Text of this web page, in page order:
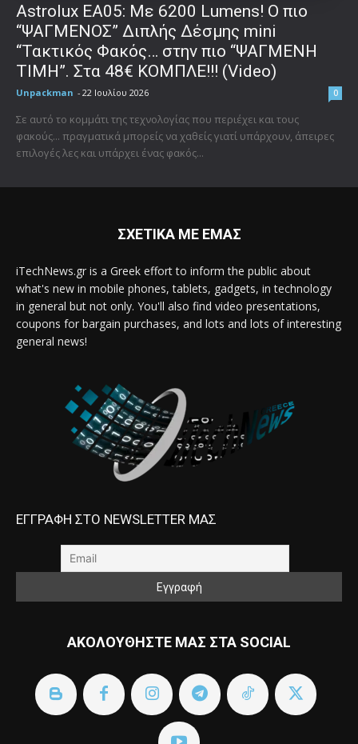
Astrolux ΕΑ05: Με 6200 Lumens! Ο πιο
“ΨΑΓΜΕΝΟΣ” Διπλής Δέσμης mini
“Τακτικός Φακός… στην πιο “ΨΑΓΜΕΝΗ
ΤΙΜΗ”. Στα 48€ ΚΟΜΠΛΕ!!! (Video)
Unpackman - 22 Ιουλίου 2026 0
Σε αυτό το κομμάτι της τεχνολογίας που περιέχει και τους
φακούς... πραγματικά μπορείς να χαθείς γιατί υπάρχουν, άπειρες
επιλογές λες και υπάρχει ένας φακός...
ΣΧΕΤΙΚΑ ΜΕ ΕΜΑΣ
iTechNews.gr is a Greek effort to inform the public about
what's new in mobile phones, tablets, gadgets, in technology
in general but not only. You'll also find video presentations,
coupons for bargain purchases, and lots and lots of interesting
general news!
ΕΓΓΡΑΦΗ ΣΤΟ NEWSLETTER ΜΑΣ
ΑΚΟΛΟΥΘΗΣΤΕ ΜΑΣ ΣΤΑ SOCIAL